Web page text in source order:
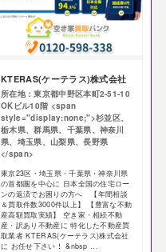
KTERAS(ケーテラス)株式会社
所在地：東京都中野区本町2-51-10
OKビル10階 <span
style="display:none;">杉並区、
栃木県、群馬県、千葉県、神奈川
県、埼玉県、山梨県、長野県
</span>
東京23区・埼玉県・千葉県・神奈川県
の首都圏を中心に 日本全国の住宅ロー
ンの返済でお困りの方へ 【年間相談
＆買取件数3000件以上】 【豊富な不動
産高額買取実績】 空き家・相続不動
産・訳あり不動産に 特化した不動産買
取業者 KTERAS(ケーテラス)株式会社
に お任せ下さい！ &nbsp ...